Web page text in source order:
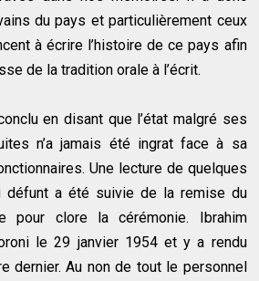
du pays et particulièrement ceux
à écrire l’histoire de ce pays afin
de la tradition orale à l’écrit.
en disant que l’état malgré ses
n’a jamais été ingrat face à sa
Une lecture de quelques
défunt a été suivie de la remise du
pour clore la cérémonie. Ibrahim
le 29 janvier 1954 et y a rendu
dernier. Au non de tout le personnel